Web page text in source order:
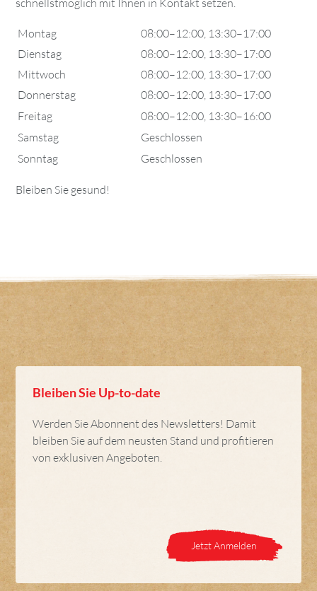
Montag
08:00–12:00, 13:30–17:00
Dienstag
08:00–12:00, 13:30–17:00
Mittwoch
08:00–12:00, 13:30–17:00
Donnerstag
08:00–12:00, 13:30–17:00
Freitag
08:00–12:00, 13:30–16:00
Samstag
Geschlossen
Sonntag
Geschlossen
Bleiben Sie gesund!
Bleiben Sie Up-to-date
Werden Sie Abonnent des Newsletters! Damit
bleiben Sie auf dem neusten Stand und profitieren
von exklusiven Angeboten.
Jetzt Anmelden